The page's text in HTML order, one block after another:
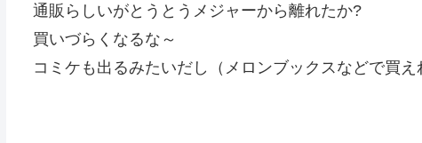
通販らしいがとうとうメジャーから離れたか?
買いづらくなるな～
コミケも出るみたいだし（メロンブックスなどで買え